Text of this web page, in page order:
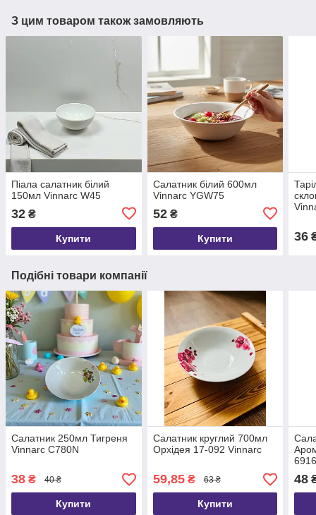
З цим товаром також замовляють
Піала салатник білий
150мл Vinnarc W45
32 ₴
Купити
Салатник білий 600мл
Vinnarc YGW75
52₴
Купити 36
Подібні товари компанії
Салатник 250мл Тигреня
Vinnarc C780N
38 ₴ 40 ₴
Купити
Салатник круглий 700мл
Орхідея 17-092 Vinnarc
59,85₴ 63 ₴
Купити
48